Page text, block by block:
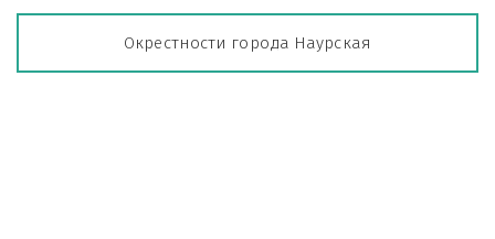
Окрестности города Наурская